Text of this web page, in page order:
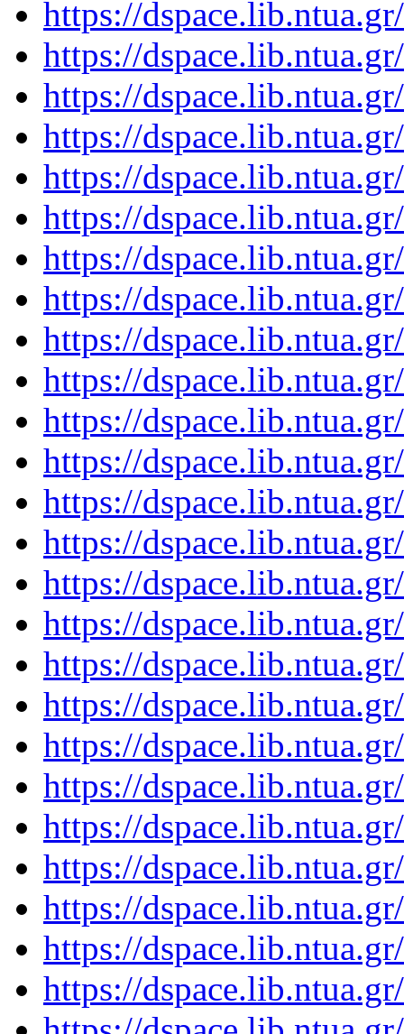
https://
https://
https://
https://
https://
https://
https://
https://
https://
https://
https://
https://
https://
https://
https://
https://
https://
https://
https://
https://
https://
https://
https://
https://
https://